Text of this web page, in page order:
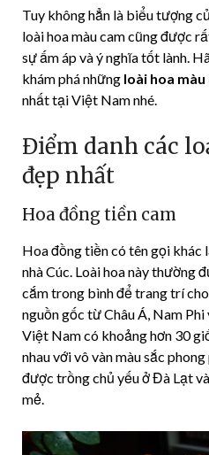
Tuy không hẳn là biểu tượng
loài hoa màu cam cũng được
sự ấm áp và ý nghĩa tốt lành.
khám phá những loài hoa màu
nhất tại Việt Nam nhé.
Điểm danh các
đẹp nhất
Hoa đồng tiền cam
Hoa đồng tiền có tên gọi khác
nhà Cúc. Loài hoa này thường
cắm trong bình để trang trí
nguồn gốc từ Châu Á, Nam
Việt Nam có khoảng hơn 30
nhau với vô vàn màu sắc
được trồng chủ yếu ở Đà Lạt
mẻ.